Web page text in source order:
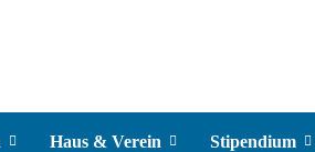
Haus & Verein Stipendium